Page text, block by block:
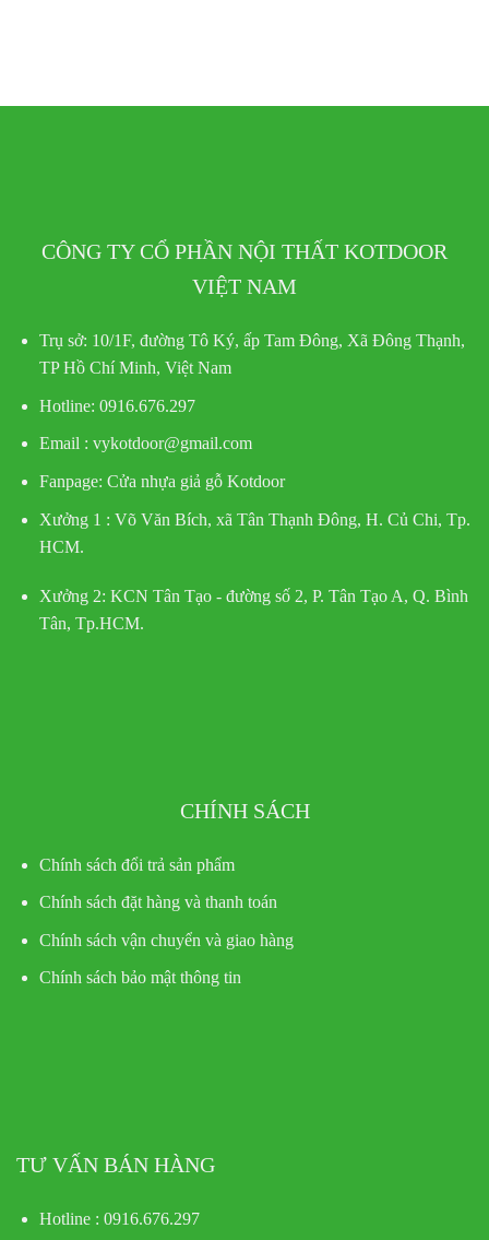
CÔNG TY CỔ PHẦN NỘI THẤT KOTDOOR
VIỆT NAM
Trụ sở: 10/1F, đường Tô Ký, ấp Tam Đông, Xã Đông Thạnh,
TP Hồ Chí Minh, Việt Nam
Hotline: 0916.676.297
Email : vykotdoor@gmail.com
Fanpage: Cửa nhựa giả gỗ Kotdoor
Xưởng 1 : Võ Văn Bích, xã Tân Thạnh Đông, H. Củ Chi, Tp.
HCM.
Xưởng 2: KCN Tân Tạo - đường số 2, P. Tân Tạo A, Q. Bình
Tân, Tp.HCM.
CHÍNH SÁCH
Chính sách đổi trả sản phẩm
Chính sách đặt hàng và thanh toán
Chính sách vận chuyển và giao hàng
Chính sách bảo mật thông tin
TƯ VẤN BÁN HÀNG
Hotline : 0916.676.297